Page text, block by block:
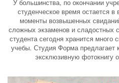
У большинства, по окончании
студенческое время остается
моменты возвышенных
сложных экзаменов и сладостных
студента сегодня хранится
учебы. Студия Форма
эксклюзивную фотокнигу